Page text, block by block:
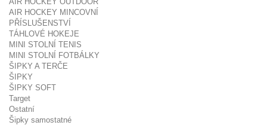
AIR HOCKEY MINCOVNÍ
PŘÍSLUŠENSTVÍ
TÁHLOVÉ HOKEJE
MINI STOLNÍ TENIS
MINI STOLNÍ FOTBÁLKY
ŠIPKY A TERČE
ŠIPKY
ŠIPKY SOFT
Target
Ostatní
Šipky samostatné